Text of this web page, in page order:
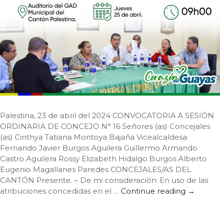
Palestina, 23 de abril del 2024 CONVOCATORIA A SESIÓN
ORDINARIA DE CONCEJO N° 16 Señores (as) Concejales
(as) Cinthya Tatiana Montoya Bajaña Vicealcaldesa
Fernando Javier Burgos Aguilera Guillermo Armando
Castro Aguilera Rossy Elizabeth Hidalgo Burgos Alberto
Eugenio Magallanes Paredes CONCEJALES/AS DEL
CANTÓN Presente. – De mi consideración: En uso de las
atribuciones concedidas en el … Continue reading →